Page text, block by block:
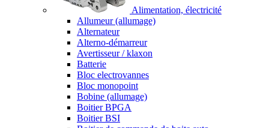
Alimentation, électricité
Allumeur (allumage)
Alternateur
Alterno-démarreur
Avertisseur / klaxon
Batterie
Bloc electrovannes
Bloc monopoint
Bobine (allumage)
Boitier BPGA
Boitier BSI